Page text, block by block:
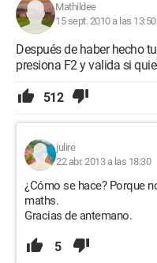
Mathildee
15 sept. 2010 a las 13:50
Después de haber hecho
presiona F2 y valida si
512
julire
22 abr. 2013 a las 18:30
¿Cómo se hace? Porque
maths.
Gracias de antemano.
5